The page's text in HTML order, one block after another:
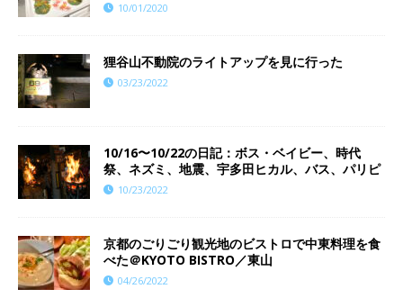
10/01/2020
狸谷山不動院のライトアップを見に行った
03/23/2022
10/16〜10/22の日記：ボス・ベイビー、時代
祭、ネズミ、地震、宇多田ヒカル、バス、パリピ
10/23/2022
京都のごりごり観光地のビストロで中東料理を食
べた＠KYOTO BISTRO／東山
04/26/2022